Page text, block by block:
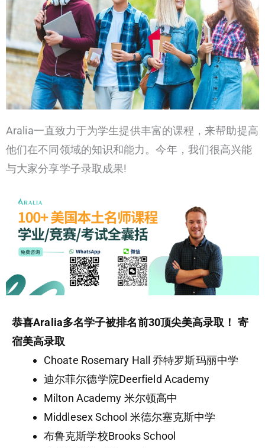
Aralia一直致力于为学生提供丰富的课程，来帮助提高
他们在不同领域的知识和能力。今年，我们很高兴能
与大家分享学子录取成果!
恭喜Aralia多名学子被排名前30顶尖美高录取！ 寄
宿美高录取
Choate Rosemary Hall 乔特罗斯玛丽中学
迪尔菲尔德学院Deerfield Academy
Milton Academy 米尔顿高中
Middlesex School 米德尔塞克斯中学
布鲁克斯学校Brooks School